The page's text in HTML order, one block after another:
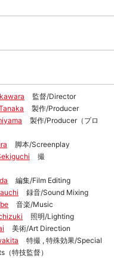
監督/Director
製作/Producer
製作/Producer（プロ
脚本/Screenplay
撮
編集/Film Editing
録音/Sound Mixing
音楽/Music
照明/Lighting
美術/Art Direction
特撮 , 特殊効果/Special
特技監督）